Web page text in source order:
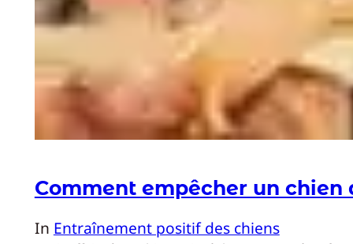
Comment empêcher un chien
In Entraînement positif des chiens